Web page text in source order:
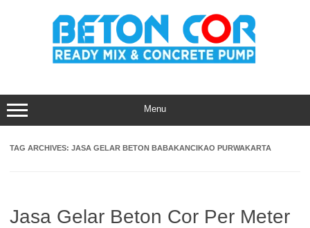
Menu
TAG ARCHIVES: JASA GELAR BETON BABAKANCIKAO PURWAKARTA
Jasa Gelar Beton Cor Per Meter